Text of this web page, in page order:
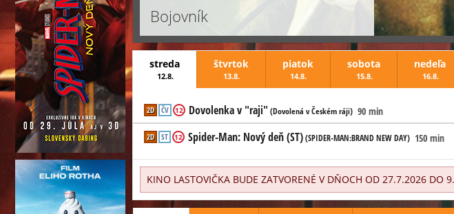
Bojovník
Bojovník
Dráma, Športový
znova
streda
12.8.
štvrtok
13.8.
piatok
14.8.
sobota
15.8.
nedeľa
16.8.
Dovolenka v "raji"(Dovolená v Českém ráji) 90 min
2D ČV 12
Spider-Man: Nový deň (ST)(SPIDER-MAN:BRAND NEW DAY) 150 min
2D ST 12
KINO LASTOVIČKA BUDE ZATVORENÉ V DŇOCH OD 27.7.2026 DO